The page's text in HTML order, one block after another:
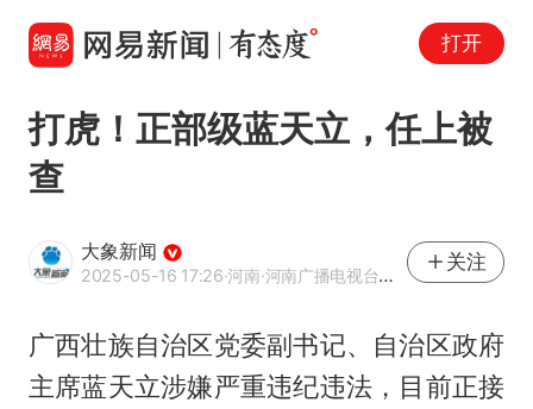
打开
打虎！正部级蓝天立，任上被
查
大象新闻
2025-05-16 17:26·河南·河南广播电视台官方网易号
关注
广西壮族自治区党委副书记、自治区政府
主席蓝天立涉嫌严重违纪违法，目前正接